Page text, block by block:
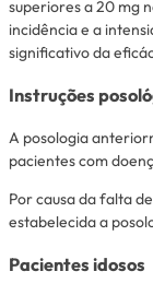
superiores a 20 mg
incidência e a
significativo da
Instruções
A posologia
pacientes com
Por causa da falta
estabelecida a
Pacientes idosos